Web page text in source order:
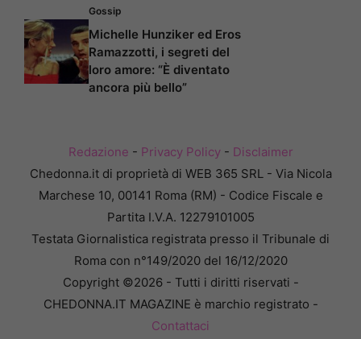
Gossip
Michelle Hunziker ed Eros
Ramazzotti, i segreti del
loro amore: “È diventato
ancora più bello”
Redazione - Privacy Policy- Disclaimer
Chedonna.it di proprietà di WEB 365 SRL - Via Nicola
Marchese 10, 00141 Roma (RM) - Codice Fiscale e
Partita I.V.A. 12279101005
Testata Giornalistica registrata presso il Tribunale di
Roma con n°149/2020 del 16/12/2020
Copyright ©2026 - Tutti i diritti riservati -
CHEDONNA.IT MAGAZINE è marchio registrato -
Contattaci